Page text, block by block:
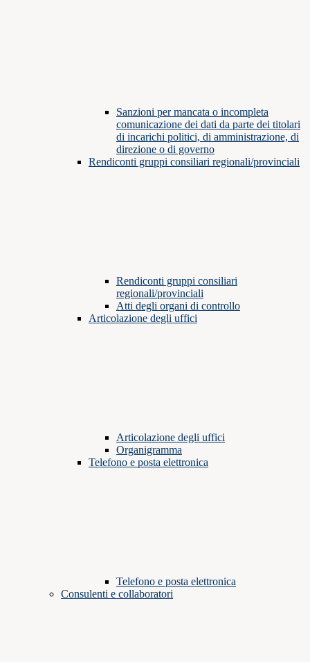
Sanzioni per mancata o incompleta
comunicazione dei dati da parte dei titolari
di incarichi politici, di amministrazione, di
direzione o di governo
Rendiconti gruppi consiliari regionali/provinciali
Rendiconti gruppi consiliari
regionali/provinciali
Atti degli organi di controllo
Articolazione degli uffici
Articolazione degli uffici
Organigramma
Telefono e posta elettronica
Telefono e posta elettronica
Consulenti e collaboratori